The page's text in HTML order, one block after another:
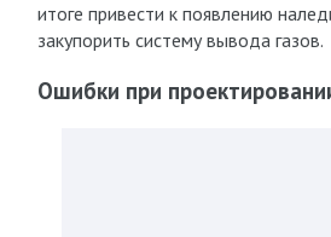
итоге привести к появлению
закупорить систему вывода газов.
Ошибки при